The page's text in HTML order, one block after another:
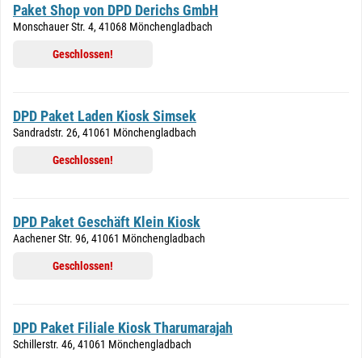
Paket Shop von DPD Derichs GmbH
Monschauer Str. 4, 41068 Mönchengladbach
Geschlossen!
DPD Paket Laden Kiosk Simsek
Sandradstr. 26, 41061 Mönchengladbach
Geschlossen!
DPD Paket Geschäft Klein Kiosk
Aachener Str. 96, 41061 Mönchengladbach
Geschlossen!
DPD Paket Filiale Kiosk Tharumarajah
Schillerstr. 46, 41061 Mönchengladbach